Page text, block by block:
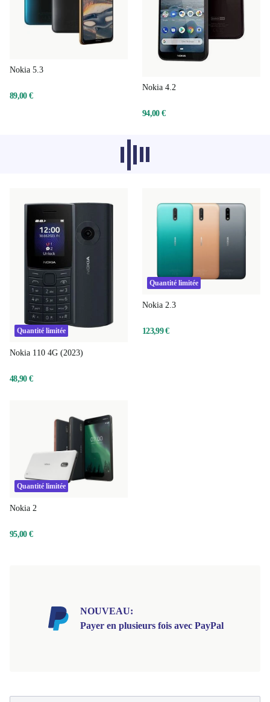
Nokia 5.3
89,00 €
Nokia 4.2
94,00 €
Les produits recommandés dans d'autres
catégories ne se chargent pas pour le
Quantité limitée
Quantité limitée
Quantité limitée
NOUVEAU: